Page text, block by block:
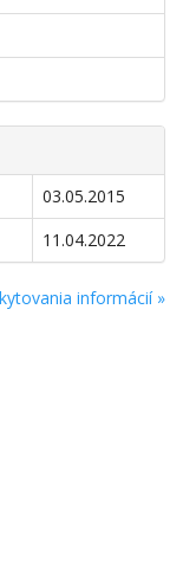
03.05.2015
11.04.2022
informácií »